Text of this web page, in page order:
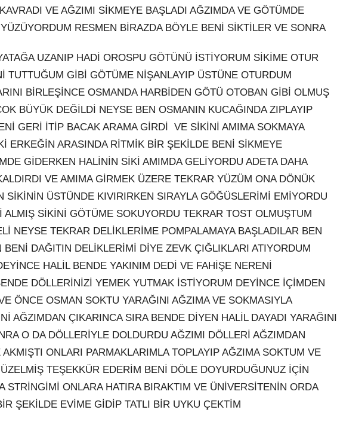
VE AĞZIMI SİKMEYE BAŞLADI AĞZIMDA VE GÖTÜMDE
RESMEN BİRAZDA BÖYLE BENİ SİKTİLER VE SONRA
UZANIP HADİ OROSPU GÖTÜNÜ İSTİYORUM SİKİME OTUR
TUTTUĞUM GİBİ GÖTÜME NİŞANLAYIP ÜSTÜNE OTURDUM
BİRLEŞİNCE OSMANDA HARBİDEN GÖTÜ OTOBAN GİBİ OLMUŞ
BÜYÜK DEĞİLDİ NEYSE BEN OSMANIN KUCAĞINDA ZIPLAYIP
GERİ İTİP BACAK ARAMA GİRDİ VE SİKİNİ AMIMA SOKMAYA
ERKEĞİN ARASINDA RİTMİK BİR ŞEKİLDE BENİ SİKMEYE
GİDERKEN HALİNİN SİKİ AMIMDA GELİYORDU ADETA DAHA
VE AMIMA GİRMEK ÜZERE TEKRAR YÜZÜM ONA DÖNÜK
SİKİNİN ÜSTÜNDE KIVIRIRKEN SIRAYLA GÖĞÜSLERİMİ EMİYORDU
SİKİNİ GÖTÜME SOKUYORDU TEKRAR TOST OLMUŞTUM
NEYSE TEKRAR DELİKLERİME POMPALAMAYA BAŞLADILAR BEN
DAĞITIN DELİKLERİMİ DİYE ZEVK ÇIĞLIKLARI ATIYORDUM
HALİL BENDE YAKINIM DEDİ VE FAHİŞE NERENİ
DÖLLERİNİZİ YEMEK YUTMAK İSTİYORUM DEYİNCE İÇİMDEN
ÖNCE OSMAN SOKTU YARAĞINI AĞZIMA VE SOKMASIYLA
AĞZIMDAN ÇIKARINCA SIRA BENDE DİYEN HALİL DAYADI YARAĞINI
O DA DÖLLERİYLE DOLDURDU AĞZIMI DÖLLERİ AĞZIMDAN
ONLARI PARMAKLARIMLA TOPLAYIP AĞZIMA SOKTUM VE
TEŞEKKÜR EDERİM BENİ DÖLE DOYURDUĞUNUZ İÇİN
STRİNGİMİ ONLARA HATIRA BIRAKTIM VE ÜNİVERSİTENİN ORDA
ŞEKİLDE EVİME GİDİP TATLI BİR UYKU ÇEKTİM